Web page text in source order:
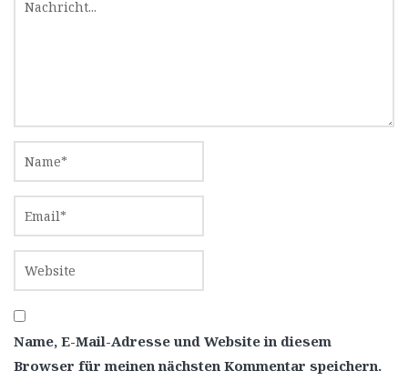
Name, E-Mail-Adresse und Website in diesem
Browser für meinen nächsten Kommentar speichern.